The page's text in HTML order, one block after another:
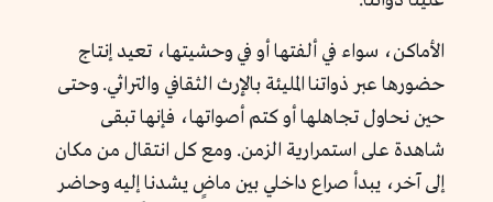
الأماكن، سواء في ألفتها أو في وحشيتها، تعيد إنتاج
حضورها عبر ذواتنا المليئة بالإرث الثقافي والتراثي. وحتى
حين نحاول تجاهلها أو كتم أصواتها، فإنها تبقى
شاهدة على استمرارية الزمن. ومع كل انتقال من مكان
إلى آخر، يبدأ صراع داخلي بين ماضٍ يشدنا إليه وحاضر